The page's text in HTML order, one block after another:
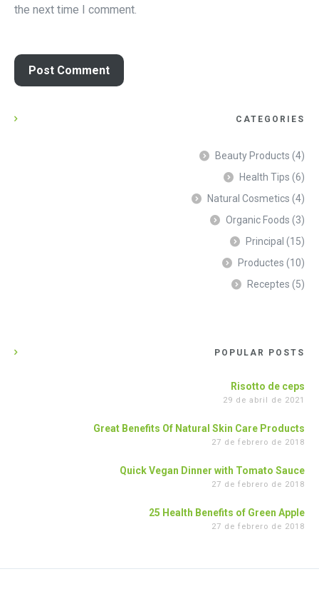
the next time I comment.
CATEGORIES
Beauty Products (4)
Health Tips (6)
Natural Cosmetics (4)
Organic Foods (3)
Principal (15)
Productes (10)
Receptes (5)
POPULAR POSTS
Risotto de ceps
29 de abril de 2021
Great Benefits Of Natural Skin Care Products
27 de febrero de 2018
Quick Vegan Dinner with Tomato Sauce
27 de febrero de 2018
25 Health Benefits of Green Apple
27 de febrero de 2018